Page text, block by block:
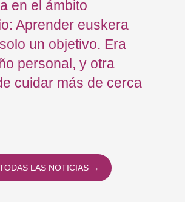
en el ámbito
Aprender euskera
un objetivo. Era
personal, y otra
cuidar más de cerca
LAS NOTICIAS →